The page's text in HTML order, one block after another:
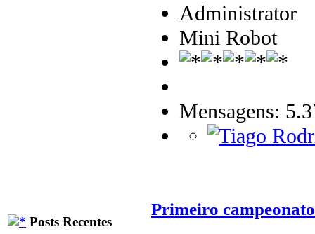
Posts Recentes
Administrator
Mini Robot
Mensagens:
Primeiro